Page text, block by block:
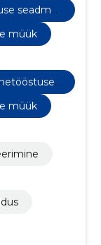
seadme
müük
müük